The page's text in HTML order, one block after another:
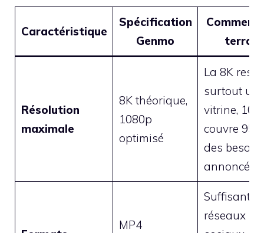
Caractéristique
Spécification
Genmo
terrain
Résolution
maximale
8K théorique,
1080p
optimisé
La 8K reste
surtout
vitrine,
couvre 95
des
annoncés.
MP4
Suffisant
réseaux